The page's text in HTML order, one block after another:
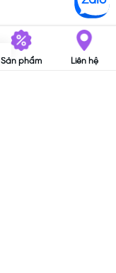
Sapo
Sản phẩm Liên hệ